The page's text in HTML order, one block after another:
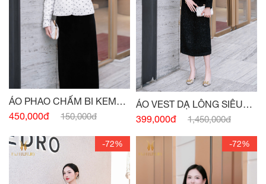
ÁO PHAO CHẤM BI KEM
SIÊU NHẸ
450,000đ 150,000đ
ÁO VEST DẠ LÔNG SIÊU
MƯỚT
399,000đ 1,450,000đ
-72% -72%